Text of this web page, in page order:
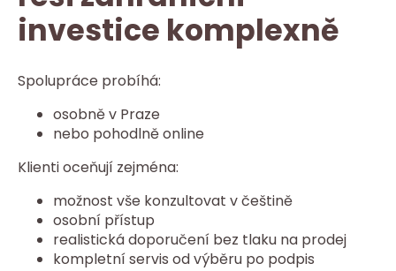
investice komplexně
Spolupráce probíhá:
osobně v Praze
nebo pohodlně online
Klienti oceňují zejména:
možnost vše konzultovat v češtině
osobní přístup
realistická doporučení bez tlaku na prodej
kompletní servis od výběru po podpis